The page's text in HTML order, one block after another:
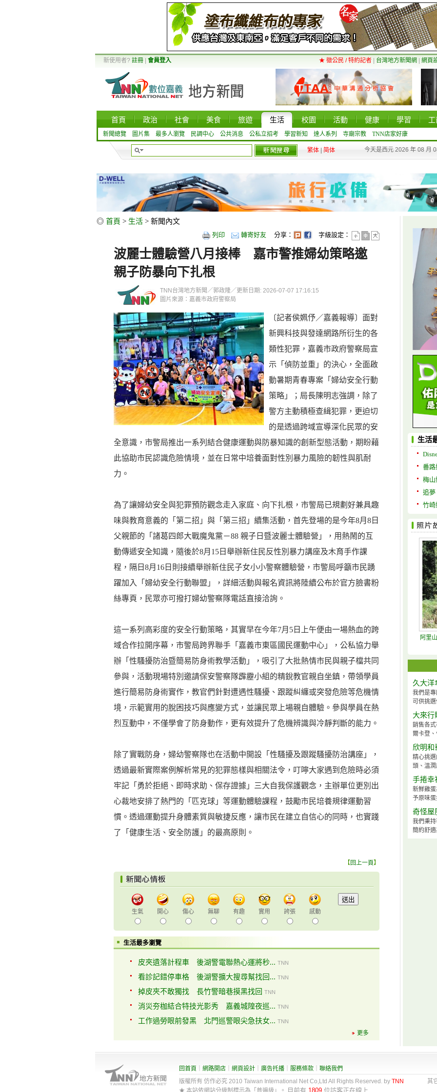
新使用者? 註冊 會員登入 ★ 徵公民 / 特約記者 台灣地方新聞網 網頁
首頁 政治 社會 美食 旅遊 生活 校園 活動 健康 學習 工
新聞總覽 圖片集 最多人瀏覽 民調中心 公共消息 公私立招考 學習新知 達人系列 寺廟宗教 TNN店家好康
繁体 简体 今天是西元 2026 年 08 月
◎ 首頁 > 生活 > 新聞內文
列印 轉寄好友 分享： 字級設定：
波麗士體驗營八月接棒 嘉市警推婦幼策略邀
親子防暴向下扎根
TNN台灣地方新聞／郭政隆／更新日期: 2026-07-07 17:16:15
圖片來源：嘉義市政府警察局
〔記者侯姵伃／嘉義報導〕面對
新興科技與發達網路所衍生的各
類性犯罪，嘉義市政府警察局宣
示「偵防並重」的決心，全面啟
動暑期青春專案「婦幼安全行動
策略」；局長陳明志強調，除了
警方主動積極查緝犯罪，更迫切
的是透過跨域宣導深化民眾的安
全意識，市警局推出一系列結合健康運動與防暴知識的創新型態活動，期盼藉
此協助市民認識危險情境，並在日常中培養面對性別暴力風險的韌性與肌耐
力。
為了讓婦幼安全與犯罪預防觀念走入家庭、向下扎根，市警局已規劃好兼具趣
味與教育意義的「第二招」與「第三招」續集活動，首先登場的是今年8月8日
父親節的「諸葛四郎大戰魔鬼黨－88 親子日暨波麗士體驗營」，用熱鬧的互
動傳遞安全知識，隨後於8月15日舉辦新住民反性別暴力講座及木育手作課
程，隔日8月16日則接續舉辦新住民子女小小警察體驗營，市警局呼籲市民踴
躍加入「婦幼安全行動聯盟」，詳細活動與報名資訊將陸續公布於官方臉書粉
絲專頁，民眾亦可撥打婦幼警察隊電話直接洽詢。
這一系列高彩度的安全行動策略，其實早在今年7月5日上午便由一場熱血的跨
域合作拉開序幕，市警局跨界聯手「嘉義市東區國民運動中心」，公私協力舉
辦「性騷擾防治暨簡易防身術教學活動」，吸引了大批熱情市民與親子檔共同
參與，活動現場特別邀請保安警察隊霹靂小組的精銳教官親自坐鎮，帶領學員
進行簡易防身術實作，教官們針對遭遇性騷擾、跟蹤糾纏或突發危險等危機情
境，示範實用的脫困技巧與應變方式，並讓民眾上場親自體驗。參與學員在熱
烈互動中，不僅學會了防身動作，更有效提升了危機辨識與冷靜判斷的能力。
除了實戰防身，婦幼警察隊也在活動中開設「性騷擾及跟蹤騷擾防治講座」，
透過最新實際案例解析常見的犯罪態樣與相關法令，叮嚀大家遇到危險時必須
牢記「勇於拒絕、即時求助、保存證據」三大自我保護觀念，主辦單位更別出
心裁地安排了熱門的「匹克球」等運動體驗課程，鼓勵市民培養規律運動習
慣。透過運動提升身體素質與敏捷反應，讓市民在建立自信心的同時，也實踐
了「健康生活、安全防護」的最高原則。
【回上一頁】
生氣 開心 傷心 無聊 有趣 實用 誇張 感動
生活最多瀏覽
皮夾遺落計程車 後湖警電聯熱心運將秒... TNN
看診記錯停車格 後湖警擴大搜尋幫找回... TNN
掉皮夾不敢獨找 長竹警暗巷摸黑找回 TNN
消災夯枷結合特技光影秀 嘉義城隍夜巡... TNN
工作過勞眼前發黑 北門巡警眼尖急扶女... TNN
更多
生活
番路
梅山
追夢
竹崎
阿里
久大洋
我們是
可供挑
大來行
銷售各
爾卡登
欣明和
精心挑
頭、溫
手捲幸
新鮮雞
予原味
奇怪屋
我們秉
簡約舒
回首頁 網路開店 網頁設計 廣告托播 服務條款
聯絡我們
版權所有 仿作必究 2010 Taiwan International Net Co,Ltd All Rights Reserved. by TNN
其它地
★ 本站依網站分級制標示為「普遍級」。
目前有 1809 位訪客正在線上